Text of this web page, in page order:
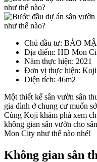
Chủ đầu tư: BẢO
Địa điểm: HD Mon
Năm thực hiện: 2021
Đơn vị thực hiện:
Diện tích: 46m2
Một thiết kế sân vườn sân
gia đình ở chung cư muốn
Cùng Koji khám phá xem
không gian sân vườn cho
Mon City như thế nào nhé!
Không gian sân